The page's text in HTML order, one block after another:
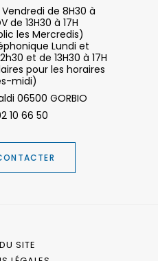
de 8H30 à
de 13H30 à 17H
les Mercredis)
Lundi et
et de 13H30 à 17H
pour les horaires
midi)
06500 GORBIO
10 66 50
SITE